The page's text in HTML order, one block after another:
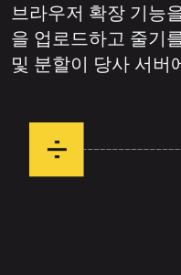
브라우저 확장 기능
을 업로드하고 줄기
및 분할이 당사 서버